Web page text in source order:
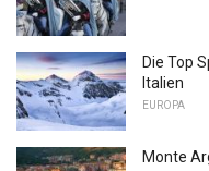
Die Top
Italien
EUROPA
Monte